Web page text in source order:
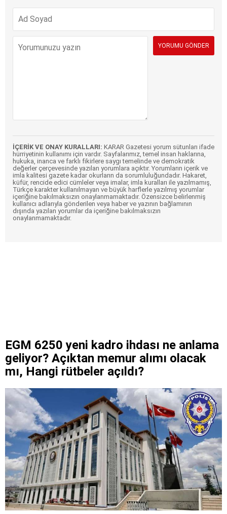
İÇERİK VE ONAY KURALLARI: KARAR Gazetesi yorum sütunları ifade
hürriyetinin kullanımı için vardır. Sayfalarımız, temel insan haklarına,
hukuka, inanca ve farklı fikirlere saygı temelinde ve demokratik
değerler çerçevesinde yazılan yorumlara açıktır. Yorumların içerik ve
imla kalitesi gazete kadar okurların da sorumluluğundadır. Hakaret,
küfür, rencide edici cümleler veya imalar, imla kuralları ile yazılmamış,
Türkçe karakter kullanılmayan ve büyük harflerle yazılmış yorumlar
içeriğine bakılmaksızın onaylanmamaktadır. Özensizce belirlenmiş
kullanıcı adlarıyla gönderilen veya haber ve yazının bağlamının
dışında yazılan yorumlar da içeriğine bakılmaksızın
onaylanmamaktadır.
EGM 6250 yeni kadro ihdası ne anlama
geliyor? Açıktan memur alımı olacak
mı, Hangi rütbeler açıldı?